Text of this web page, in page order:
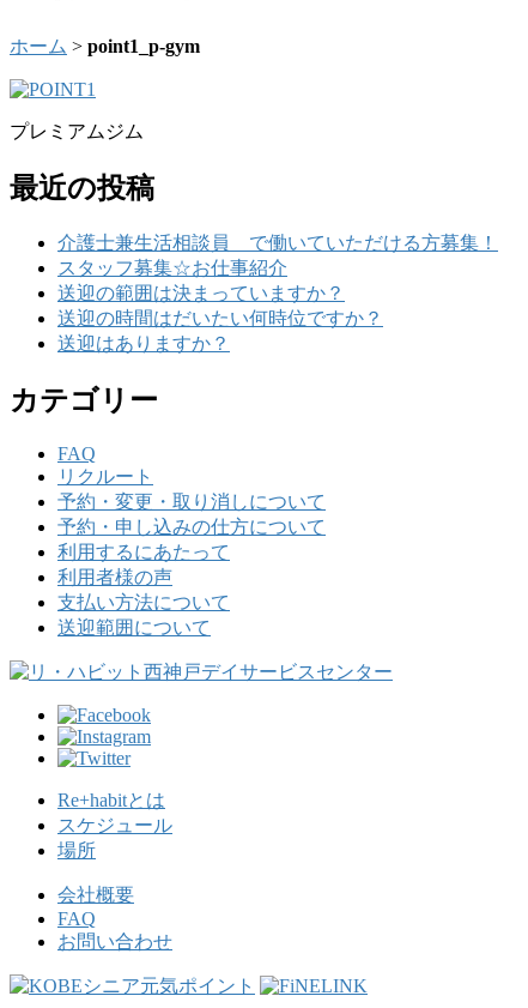
ホーム > point1_p-gym
プレミアムジム
最近の投稿
介護士兼生活相談員 で働いていただける方募集！
スタッフ募集☆お仕事紹介
送迎の範囲は決まっていますか？
送迎の時間はだいたい何時位ですか？
送迎はありますか？
カテゴリー
FAQ
リクルート
予約・変更・取り消しについて
予約・申し込みの仕方について
利用するにあたって
利用者様の声
支払い方法について
送迎範囲について
Re+habitとは
スケジュール
場所
会社概要
FAQ
お問い合わせ